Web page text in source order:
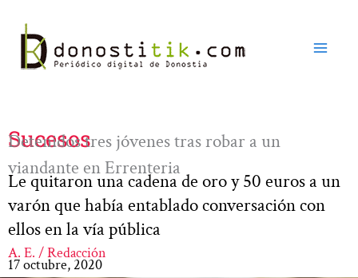
contenido
Sucesos
Detenidos tres jóvenes tras robar a un
viandante en Errenteria
Le quitaron una cadena de oro y 50 euros a un
varón que había entablado conversación con
ellos en la vía pública
A. E. / Redacción
17 octubre, 2020